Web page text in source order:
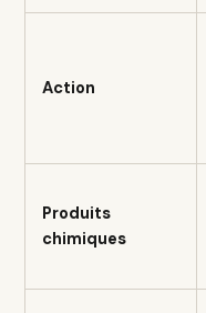
Action
Produits
chimiques